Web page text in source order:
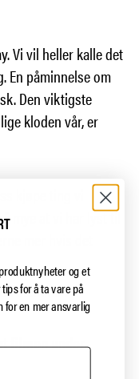
Vi vil heller kalle det
En påminnelse om
Den viktigste
kloden vår, er
kjøpe ting vi
mye at vi har lyst til
mer hvis det
stemmer.
filmen under.
og et
for å ta vare på
en mer ansvarlig